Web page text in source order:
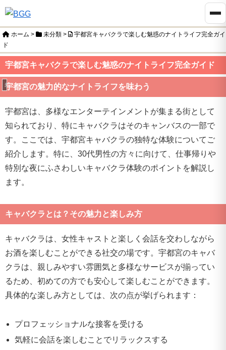
ホーム > 未分類 >
宇都宮キャバクラで楽しむ魅惑のナイトライフ完全ガイ
ド
宇都宮キャバクラで楽しむ魅惑のナイトライフ完全ガイド
未分類
宇都宮の魅力的なナイトライフを味わう
宇都宮は、多様なエンターテインメントが集まる街として
知られており、特にキャバクラはそのキャンバスの一部で
す。ここでは、宇都宮キャバクラの独特な体験についてご
紹介します。特に、30代男性の方々に向けて、仕事帰りや
特別な夜にふさわしいキャバクラ体験のポイントを解説し
ます。
キャバクラとは？その魅力と楽しみ方
キャバクラは、女性キャストと楽しく会話を交わしながら
お酒を楽しむことができる社交の場です。宇都宮のキャバ
クラは、親しみやすい雰囲気と多様なサービスが揃ってい
るため、初めての方でも安心して楽しむことができます。
具体的な楽しみ方としては、次の点が挙げられます：
プロフェッショナルな接客を受ける
気軽に会話を楽しむことでリラックスする